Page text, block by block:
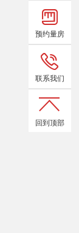
预约量房
联系我们
回到顶部